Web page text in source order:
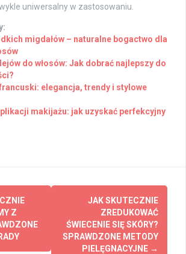
uniwersalny w zastosowaniu.
migdałów – naturalne bogactwo dla
do włosów: Jak dobrać najlepszy do
elegancja, trendy i stylowe
makijażu: jak uzyskać perfekcyjny
Z
JAK SKUTECZNIE
ZREDUKOWAĆ
ŚWIECENIE SIĘ SKÓRY?
SPRAWDZONE METODY
PIELĘGNACYJNE →